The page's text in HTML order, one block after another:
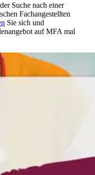
Suche nach einer
Fachangestellten
Sie sich und
auf MFA mal